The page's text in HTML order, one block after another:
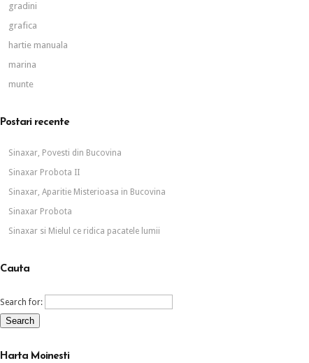
gradini
grafica
hartie manuala
marina
munte
Postari recente
Sinaxar, Povesti din Bucovina
Sinaxar Probota II
Sinaxar, Aparitie Misterioasa in Bucovina
Sinaxar Probota
Sinaxar si Mielul ce ridica pacatele lumii
Cauta
Search for:
Harta Moinesti